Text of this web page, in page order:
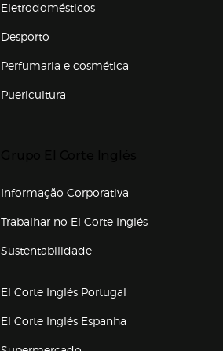
Eletrodomésticos
Desporto
Perfumaria e cosmética
Puericultura
Informação Corporativa
Trabalhar no El Corte Inglés(abre en
Sustentabilidade
El Corte Inglés Portugal
El Corte Inglés Espanha
Enlaces de grupo el corte inglés